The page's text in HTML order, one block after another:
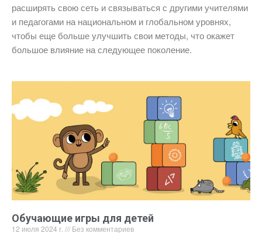
расширять свою сеть и связываться с другими учителями
и педагогами на национальном и глобальном уровнях,
чтобы еще больше улучшить свои методы, что окажет
большое влияние на следующее поколение.
Обучающие игры для детей
12 июля 2024 г. Без комментариев